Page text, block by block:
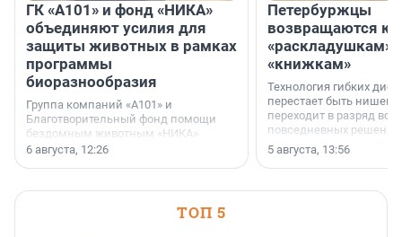
ГК «А101» и фонд «НИКА»
объединяют усилия для
защиты животных в рамках
программы
биоразнообразия
Группа компаний «А101» и
Благотворительный фонд помощи
бездомным животным «НИКА»
заключили соглашение о
6 августа, 12:26
Петербуржцы
возвращаются к
«раскладушкам»
«книжкам»
Технология гибких
перестает быть
переходит в разряд
повседневных
5 августа, 13:56
ТОП 5